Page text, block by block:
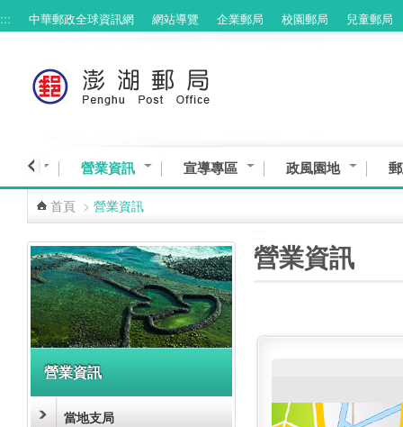
跳到主要內容區塊
::: 中華郵政全球資訊網 網站導覽 企業郵局 校園郵局 兒童郵局
服務 營業資訊 宣導專區 政風園地
首頁 > 營業資訊
營業資訊
當地支局
營業資訊